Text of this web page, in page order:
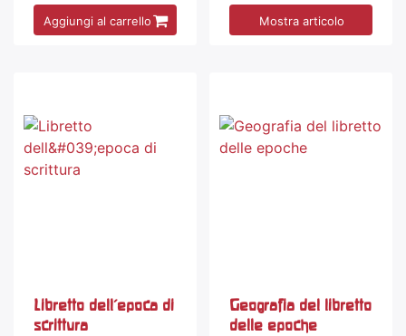
Aggiungi al carrello Mostra articolo
Libretto dell'epoca di
scrittura
Geografia del libretto
delle epoche